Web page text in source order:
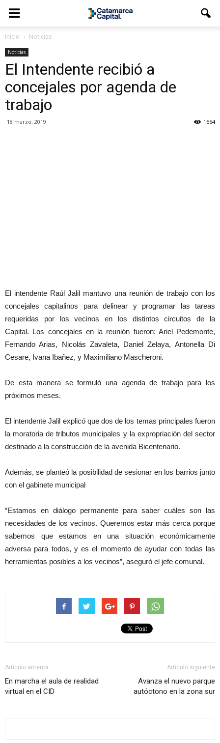
Inicio Noticias
Noticias
El Intendente recibió a
concejales por agenda de
trabajo
18 marzo, 2019 1554
El intendente Raúl Jalil mantuvo una reunión de trabajo con los
concejales capitalinos para delinear y programar las tareas
requeridas por los vecinos en los distintos circuitos de la
Capital. Los concejales en la reunión fueron: Ariel Pedemonte,
Fernando Arias, Nicolás Zavaleta, Daniel Zelaya, Antonella Di
Cesare, Ivana Ibañez, y Maximiliano Mascheroni.
De esta manera se formuló una agenda de trabajo para los
próximos meses.
El intendente Jalil explicó que dos de los temas principales fueron
la moratoria de tributos municipales y la expropriación del sector
destinado a la construcción de la avenida Bicentenario.
Además, se planteó la posibilidad de sesionar en los barrios junto
con el gabinete municipal
“Estamos en diálogo permanente para saber cuáles son las
necesidades de los vecinos. Queremos estar más cerca porque
sabemos que estamos en una situación económicamente
adversa para todos, y es el momento de ayudar con todas las
herramientas posibles a los vecinos”, aseguró el jefe comunal.
Artículo anterior
En marcha el aula de realidad
virtual en el CID
Artículo siguiente
Avanza el nuevo parque
autóctono en la zona sur